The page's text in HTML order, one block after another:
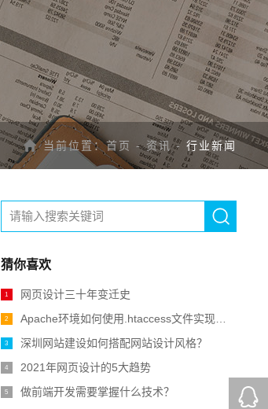
当前位置：首页 -资讯- 行业新闻
猜你喜欢
1 网页设计三十年变迁史
2 Apache环境如何使用.htaccess文件实现全站301重定向跳转？
3 深圳网站建设如何搭配网站设计风格？
4 2021年网页设计的5大趋势
5 做前端开发需要掌握什么技术？